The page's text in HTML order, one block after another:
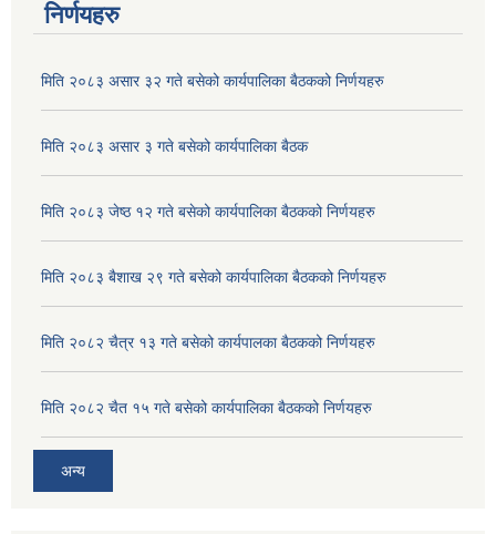
निर्णयहरु
मिति २०८३ असार ३२ गते बसेको कार्यपालिका बैठकको निर्णयहरु
मिति २०८३ असार ३ गते बसेको कार्यपालिका बैठक
मिति २०८३ जेष्ठ १२ गते बसेको कार्यपालिका बैठकको निर्णयहरु
मिति २०८३ बैशाख २९ गते बसेको कार्यपालिका बैठकको निर्णयहरु
मिति २०८२ चैत्र १३ गते बसेको कार्यपालका बैठकको निर्णयहरु
मिति २०८२ चैत १५ गते बसेको कार्यपालिका बैठकको निर्णयहरु
अन्य